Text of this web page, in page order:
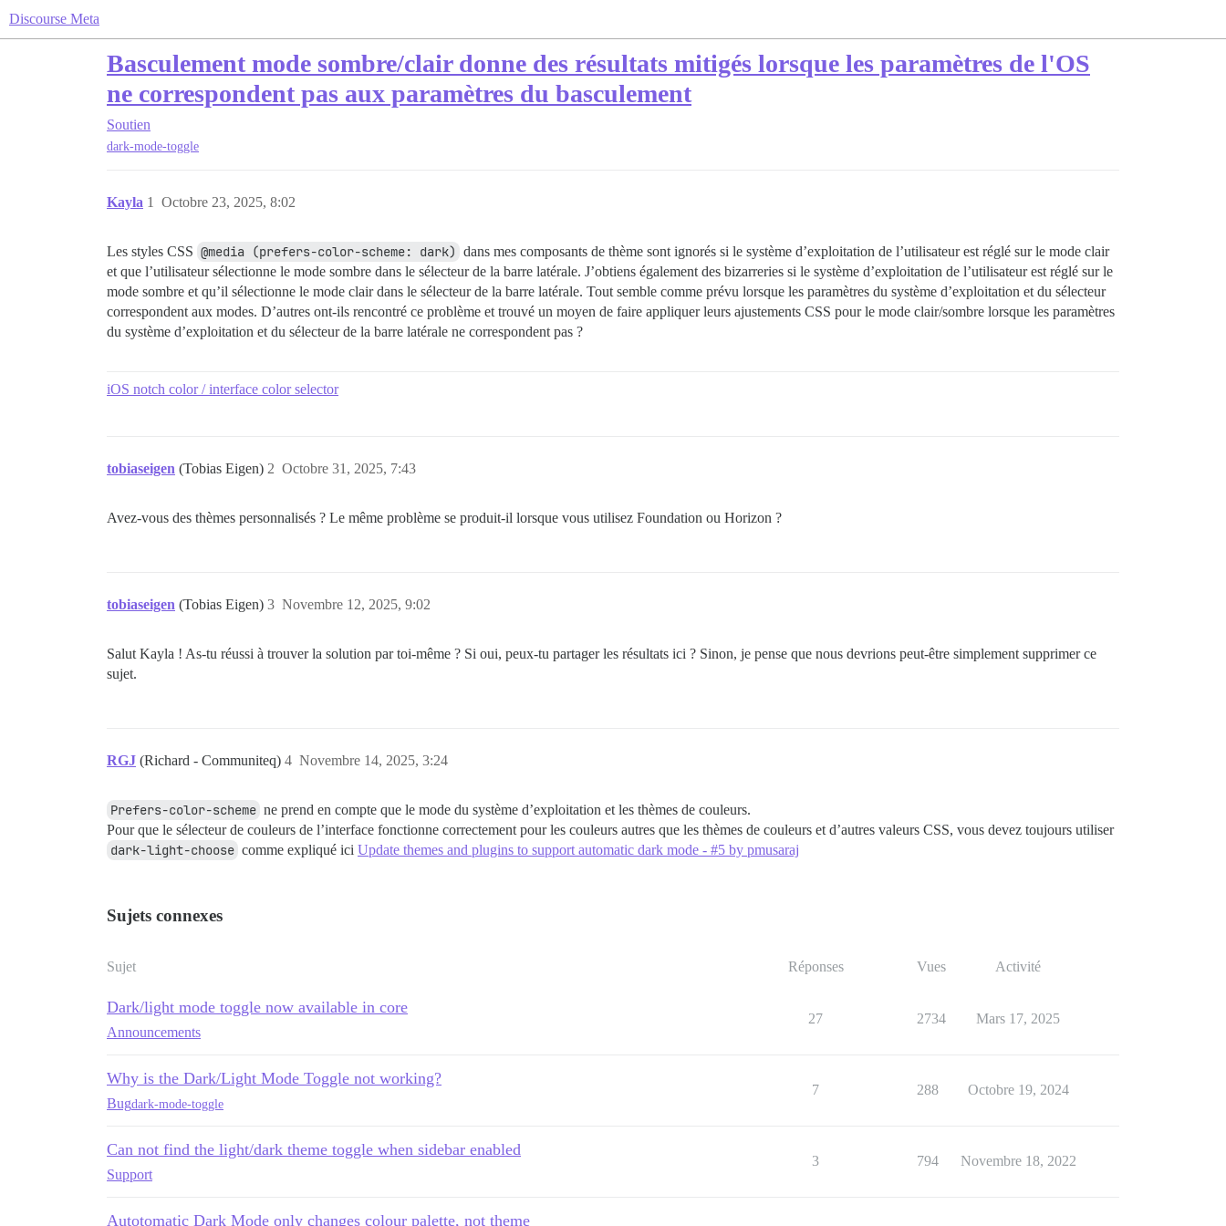
Discourse Meta
Basculement mode sombre/clair donne des résultats mitigés lorsque les paramètres de l'OS
ne correspondent pas aux paramètres du basculement
Soutien
dark-mode-toggle
Kayla Octobre 23, 2025, 8:02
1
Les styles CSS @media (prefers-color-scheme: dark) dans mes composants de thème sont ignorés si le système d’exploitation de l’utilisateur est réglé sur le mode clair
et que l’utilisateur sélectionne le mode sombre dans le sélecteur de la barre latérale. J’obtiens également des bizarreries si le système d’exploitation de l’utilisateur est réglé sur le
mode sombre et qu’il sélectionne le mode clair dans le sélecteur de la barre latérale. Tout semble comme prévu lorsque les paramètres du système d’exploitation et du sélecteur
correspondent aux modes. D’autres ont-ils rencontré ce problème et trouvé un moyen de faire appliquer leurs ajustements CSS pour le mode clair/sombre lorsque les paramètres
du système d’exploitation et du sélecteur de la barre latérale ne correspondent pas ?
iOS notch color / interface color selector
tobiaseigen (Tobias Eigen) Octobre 31, 2025, 7:43
2
Avez-vous des thèmes personnalisés ? Le même problème se produit-il lorsque vous utilisez Foundation ou Horizon ?
tobiaseigen (Tobias Eigen) Novembre 12, 2025, 9:02
3
Salut Kayla ! As-tu réussi à trouver la solution par toi-même ? Si oui, peux-tu partager les résultats ici ? Sinon, je pense que nous devrions peut-être simplement supprimer ce
sujet.
RGJ (Richard - Communiteq) Novembre 14, 2025, 3:24
4
Prefers-color-scheme ne prend en compte que le mode du système d’exploitation et les thèmes de couleurs.
Pour que le sélecteur de couleurs de l’interface fonctionne correctement pour les couleurs autres que les thèmes de couleurs et d’autres valeurs CSS, vous devez toujours utiliser
dark-light-choose comme expliqué ici Update themes and plugins to support automatic dark mode - #5 by pmusaraj
Sujets connexes
Sujet Réponses Vues Activité
Dark/light mode toggle now available in core
Announcements
27 2734 Mars 17, 2025
Why is the Dark/Light Mode Toggle not working?
Bugdark-mode-toggle
7 288 Octobre 19, 2024
Can not find the light/dark theme toggle when sidebar enabled
Support
3 794 Novembre 18, 2022
Autotomatic Dark Mode only changes colour palette, not theme